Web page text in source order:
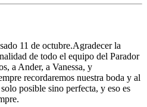
11 de octubre.Agradecer la
de todo el equipo del Parador
a Ander, a Vanessa, y
recordaremos nuestra boda y al
posible sino perfecta, y eso es